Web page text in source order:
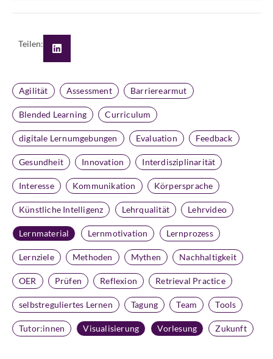
Teilen:
Agilität Assessment Barrierearmut
Blended Learning Curriculum
digitale Lernumgebungen Evaluation Feedback
Gesundheit Innovation Interdisziplinarität
Interesse Kommunikation Körpersprache
Künstliche Intelligenz Lehrqualität Lehrvideo
Lernmaterial Lernmotivation Lernprozess
Lernziele Methoden Mythen Nachhaltigkeit
OER Prüfen Reflexion Retrieval Practice
selbstreguliertes Lernen Tagung Team Tools
Tutor:innen Visualisierung Vorlesung Zukunft